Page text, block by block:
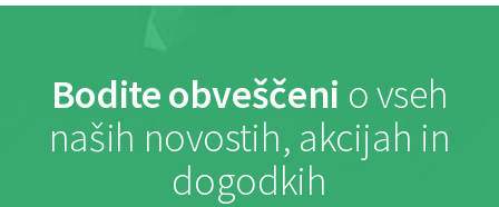
Bodite obveščeni o vseh
naših novostih, akcijah in
dogodkih